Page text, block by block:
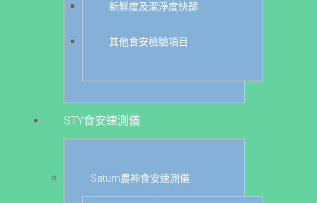
新鮮度及潔淨度快篩
其他食安檢驗項目
STY食安速測儀
Saturn農神食安速測儀